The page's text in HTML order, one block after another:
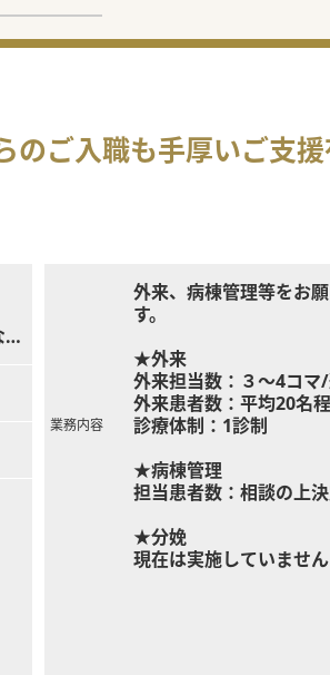
のご入職も手厚いご支
業務内容
外来、病棟管理等をお
す。
★外来
外来担当数：３～4コマ
外来患者数：平均20名
診療体制：1診制
★病棟管理
担当患者数：相談の上
★分娩
現在は実施していません